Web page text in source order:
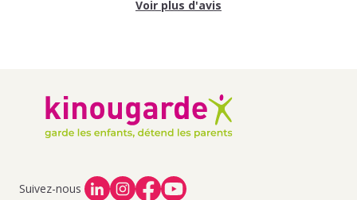
Voir plus d'avis
Suivez-nous